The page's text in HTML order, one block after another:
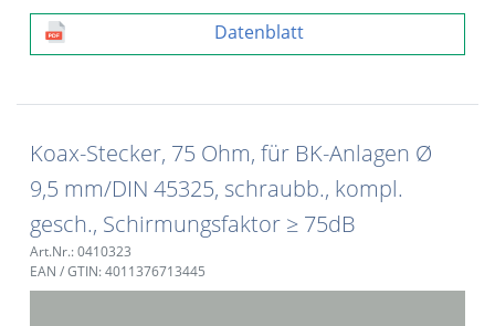
Datenblatt
Koax-Stecker, 75 Ohm, für BK-Anlagen Ø
9,5 mm/DIN 45325, schraubb., kompl.
gesch., Schirmungsfaktor ≥ 75dB
Art.Nr.: 0410323
EAN / GTIN: 4011376713445